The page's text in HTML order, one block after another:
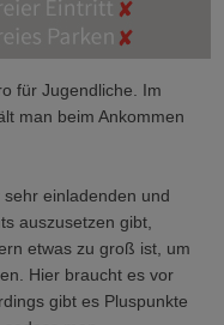
für Jugendliche. Im
man beim Ankommen
einladenden und
auszusetzen gibt,
etwas zu groß ist, um
Hier braucht es vor
gibt es Pluspunkte